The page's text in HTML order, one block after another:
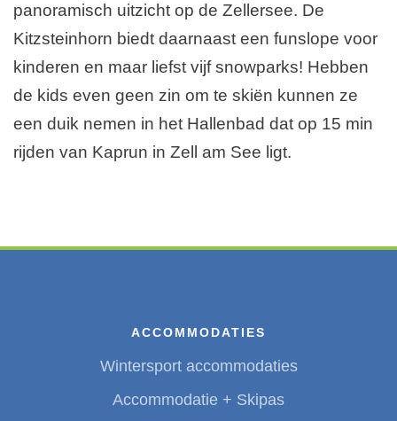
panoramisch uitzicht op de Zellersee. De
Kitzsteinhorn biedt daarnaast een funslope voor
kinderen en maar liefst vijf snowparks! Hebben
de kids even geen zin om te skiën kunnen ze
een duik nemen in het Hallenbad dat op 15 min
rijden van Kaprun in Zell am See ligt.
ACCOMMODATIES
Wintersport accommodaties
Accommodatie + Skipas